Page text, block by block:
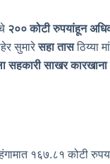
२०० कोटी रुपयांहून
सुमारेसहा तासठिय्या
सहकारी साखर कारखाना
१६७.८१ कोटी